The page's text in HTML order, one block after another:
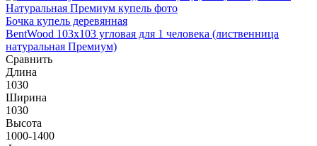
Бочка купель деревянная
BentWood 103х103 угловая для 1 человека (лиственница
натуральная Премиум)
Сравнить
Длина
1030
Ширина
1030
Высота
1000-1400